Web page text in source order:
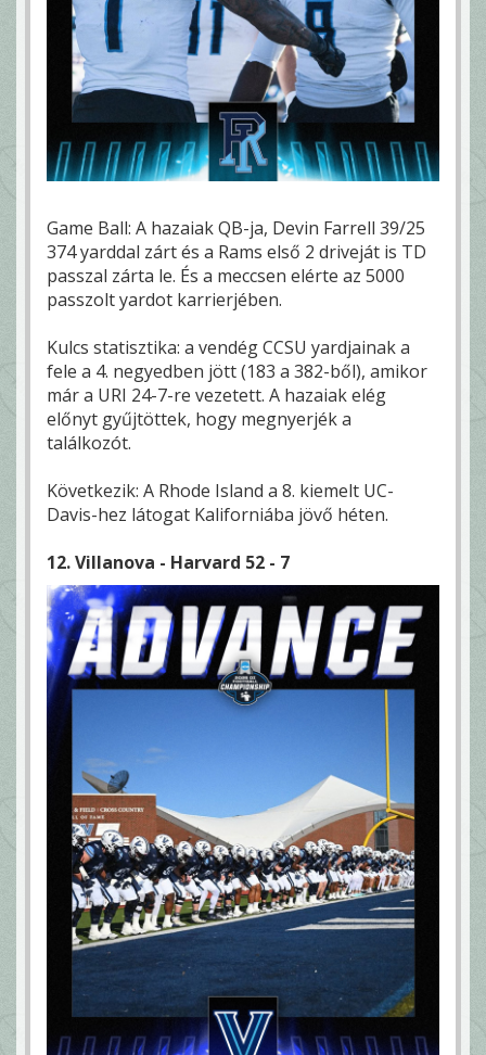
Game Ball: A hazaiak QB-ja, Devin Farrell 39/25
374 yarddal zárt és a Rams első 2 driveját is TD
passzal zárta le. És a meccsen elérte az 5000
passzolt yardot karrierjében.
Kulcs statisztika: a vendég CCSU yardjainak a
fele a 4. negyedben jött (183 a 382-ből), amikor
már a URI 24-7-re vezetett. A hazaiak elég
előnyt gyűjtöttek, hogy megnyerjék a
találkozót.
Következik: A Rhode Island a 8. kiemelt UC-
Davis-hez látogat Kaliforniába jövő héten.
12. Villanova - Harvard 52 - 7